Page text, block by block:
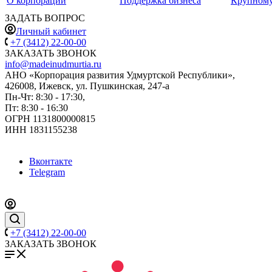
ЗАДАТЬ ВОПРОС
Личный кабинет
+7 (3412) 22-00-00
ЗАКАЗАТЬ ЗВОНОК
info@madeinudmurtia.ru
АНО «Корпорация развития Удмуртской Республики»,
426008, Ижевск, ул. Пушкинская, 247-а
Пн-Чт: 8:30 - 17:30,
Пт: 8:30 - 16:30
ОГРН 1131800000815
ИНН 1831155238
Вконтакте
Telegram
+7 (3412) 22-00-00
ЗАКАЗАТЬ ЗВОНОК